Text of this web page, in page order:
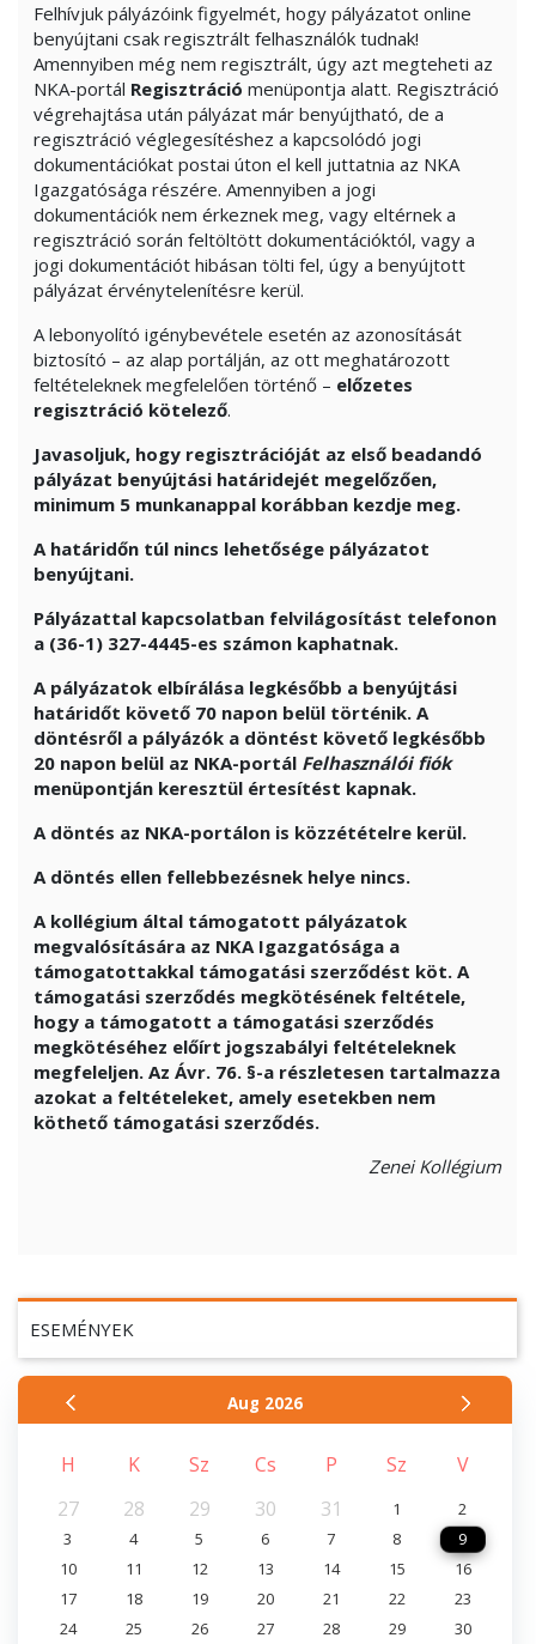
ESEMÉNYEK
Aug 2026
H K Sz Cs P Sz
V
27
28 29 30 31 1
2
3
4 5 6 7 8
9
10
11 12 13 14 15
16
17
18 19 20 21 22
23
24
25 26 27 28 29
30
Felhívjuk pályázóink figyelmét, hogy pályázatot online
benyújtani csak regisztrált felhasználók tudnak!
Amennyiben még nem regisztrált, úgy azt megteheti az
NKA-portál Regisztráció menüpontja alatt. Regisztráció
végrehajtása után pályázat már benyújtható, de a
regisztráció véglegesítéshez a kapcsolódó jogi
dokumentációkat postai úton el kell juttatnia az NKA
Igazgatósága részére. Amennyiben a jogi
dokumentációk nem érkeznek meg, vagy eltérnek a
regisztráció során feltöltött dokumentációktól, vagy a
jogi dokumentációt hibásan tölti fel, úgy a benyújtott
pályázat érvénytelenítésre kerül.
A lebonyolító igénybevétele esetén az azonosítását
biztosító – az alap portálján, az ott meghatározott
feltételeknek megfelelően történő – előzetes
regisztráció kötelező.
Javasoljuk, hogy regisztrációját az első beadandó
pályázat benyújtási határidejét megelőzően,
minimum 5 munkanappal korábban kezdje meg.
A határidőn túl nincs lehetősége pályázatot
benyújtani.
Pályázattal kapcsolatban felvilágosítást telefonon
a (36-1) 327-4445-es számon kaphatnak.
A pályázatok elbírálása legkésőbb a benyújtási
határidőt követő 70 napon belül történik. A
döntésről a pályázók a döntést követő legkésőbb
20 napon belül az NKA-portál Felhasználói fiók
menüpontján keresztül értesítést kapnak.
A döntés az NKA-portálon is közzétételre kerül.
A döntés ellen fellebbezésnek helye nincs.
A kollégium által támogatott pályázatok
megvalósítására az NKA Igazgatósága a
támogatottakkal támogatási szerződést köt. A
támogatási szerződés megkötésének feltétele,
hogy a támogatott a támogatási szerződés
megkötéséhez előírt jogszabályi feltételeknek
megfeleljen. Az Ávr. 76. §-a részletesen tartalmazza
azokat a feltételeket, amely esetekben nem
köthető támogatási szerződés.
Zenei Kollégium